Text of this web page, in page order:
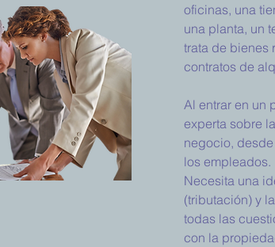
oficinas, una
una planta, un
trata de bienes
contratos de
Al entrar en un
experta sobre
negocio,
los empleados.
Necesita una
(tributación) y
todas las
con la